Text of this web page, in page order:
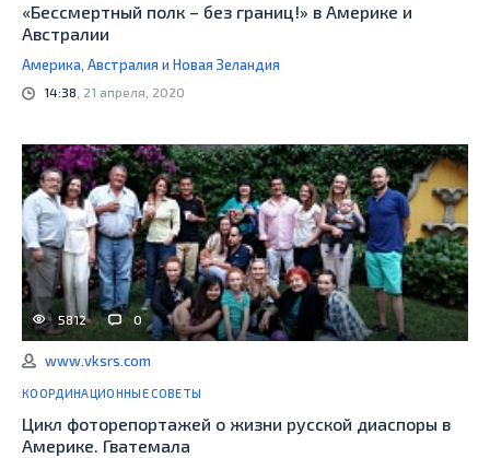
«Бессмертный полк – без границ!» в Америке и
Австралии
Америка, Австралия и Новая Зеландия
14:38 , 21 апреля, 2020
5812 0
www.vksrs.com
КООРДИНАЦИОННЫЕ СОВЕТЫ
Цикл фоторепортажей о жизни русской диаспоры в
Америке. Гватемала